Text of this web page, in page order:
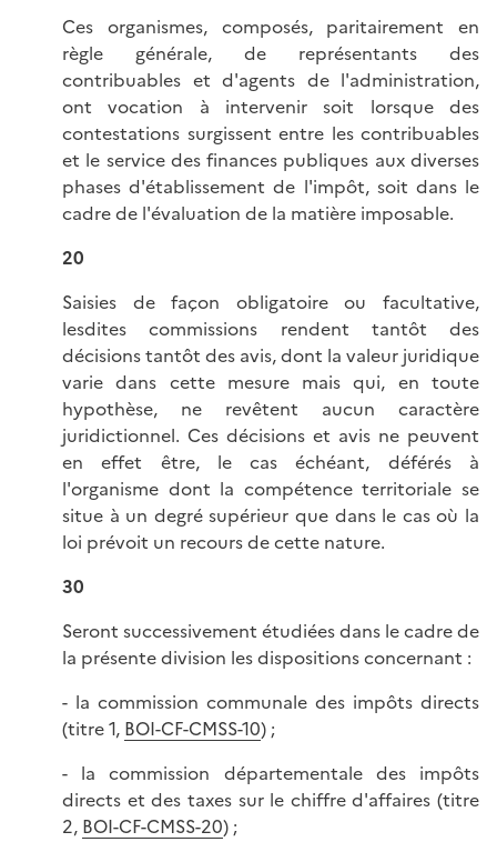
Ces organismes, composés, paritairement en
règle générale, de représentants des
contribuables et d'agents de l'administration,
ont vocation à intervenir soit lorsque des
contestations surgissent entre les contribuables
et le service des finances publiques aux diverses
phases d'établissement de l'impôt, soit dans le
cadre de l'évaluation de la matière imposable.
20
Saisies de façon obligatoire ou facultative,
lesdites commissions rendent tantôt des
décisions tantôt des avis, dont la valeur juridique
varie dans cette mesure mais qui, en toute
hypothèse, ne revêtent aucun caractère
juridictionnel. Ces décisions et avis ne peuvent
en effet être, le cas échéant, déférés à
l'organisme dont la compétence territoriale se
situe à un degré supérieur que dans le cas où la
loi prévoit un recours de cette nature.
30
Seront successivement étudiées dans le cadre de
la présente division les dispositions concernant :
- la commission communale des impôts directs
(titre 1, BOI-CF-CMSS-10) ;
- la commission départementale des impôts
directs et des taxes sur le chiffre d'affaires (titre
2, BOI-CF-CMSS-20) ;